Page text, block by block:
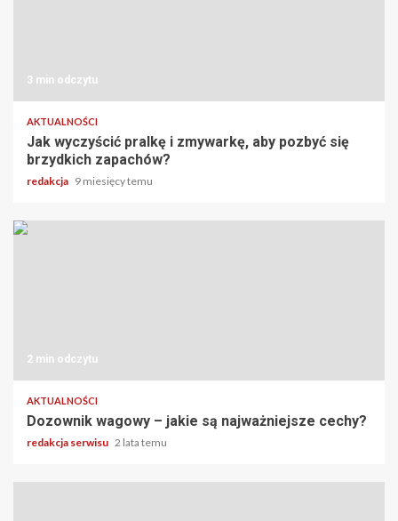
3 min odczytu
AKTUALNOŚCI
Jak wyczyścić pralkę i zmywarkę, aby pozbyć się
brzydkich zapachów?
redakcja 9 miesięcy temu
2 min odczytu
AKTUALNOŚCI
Dozownik wagowy – jakie są najważniejsze cechy?
redakcja serwisu 2 lata temu